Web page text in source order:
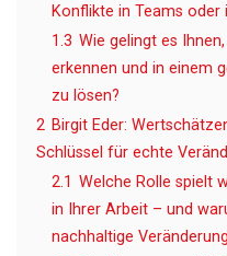
Konflikte in Teams oder
1.3 Wie gelingt es
erkennen und in einem
zu lösen?
2 Birgit Eder:
Schlüssel für echte
2.1 Welche Rolle spielt
in Ihrer Arbeit – und
nachhaltige